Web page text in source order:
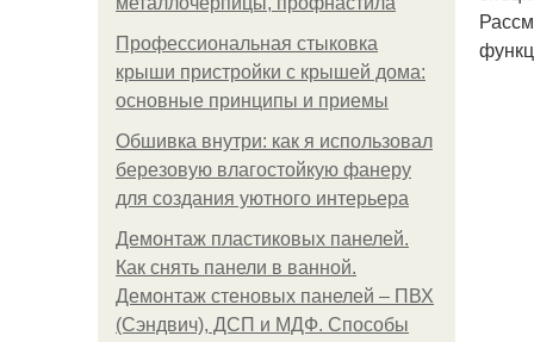
Профессиональная стыковка
крыши пристройки с крышей дома:
основные принципы и приемы
Обшивка внутри: как я использовал
березовую влагостойкую фанеру
для создания уютного интерьера
Демонтаж пластиковых панелей.
Как снять панели в ванной.
Демонтаж стеновых панелей – ПВХ
(Сэндвич), ДСП и МДФ. Способы